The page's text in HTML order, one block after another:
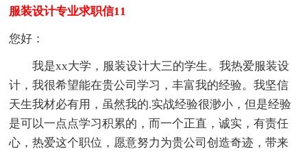
服装设计专业求职信11
您好：
我是xx大学，服装设计大三的学生。我热爱服装设
计，我很希望能在贵公司学习，丰富我的经验。我坚信
天生我材必有用，虽然我的.实战经验很渺小，但是经验
是可以一点点学习积累的，而一个正直，诚实，有责任
心，热爱这个职位，愿意努力为贵公司创造奇迹，带来